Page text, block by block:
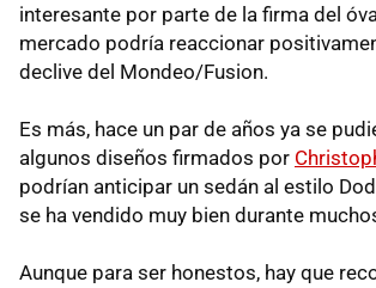
interesante por parte de la firma del
mercado podría reaccionar
declive del Mondeo/Fusion.
Es más, hace un par de años ya se
algunos diseños firmados por
podrían anticipar un sedán al estilo
se ha vendido muy bien durante
Aunque para ser honestos, hay que